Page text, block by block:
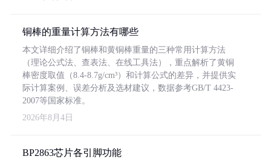
铜棒的重量计算方法有哪些
本文详细介绍了铜棒和黄铜棒重量的三种常用计算方法
（理论公式法、查表法、在线工具法），重点解析了黄铜
棒密度取值（8.4-8.7g/cm³）和计算公式的差异，并提供实
际计算案例、误差分析及选材建议，数据参考GB/T 4423-
2007等国家标准。
2026年8月4日
BP2863芯片各引脚功能